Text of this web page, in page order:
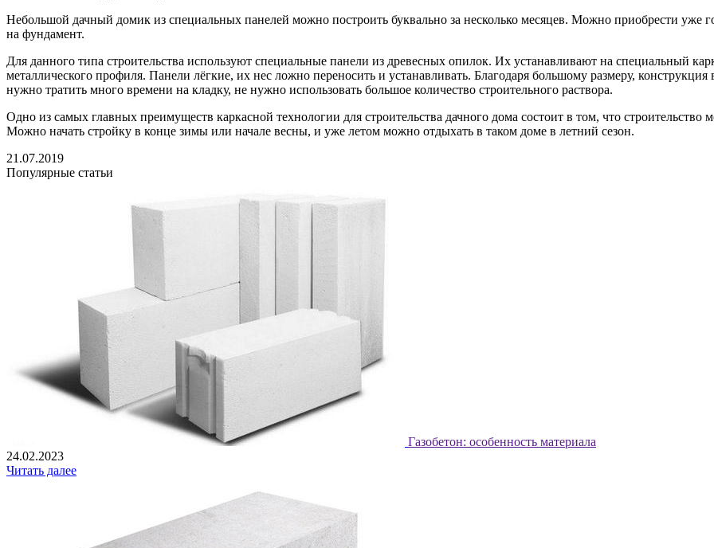
Небольшой дачный домик из специальных панелей можно построить буквально за несколько месяцев. Можно приобрести уже
на фундамент.
Для данного типа строительства используют специальные панели из древесных опилок. Их устанавливают на специальный
металлического профиля. Панели лёгкие, их нес ложно переносить и устанавливать. Благодаря большому размеру,
нужно тратить много времени на кладку, не нужно использовать большое количество строительного раствора.
Одно из самых главных преимуществ каркасной технологии для строительства дачного дома состоит в том, что
Можно начать стройку в конце зимы или начале весны, и уже летом можно отдыхать в таком доме в летний сезон.
21.07.2019
Популярные статьи
Газобетон: особенность материала
24.02.2023
Читать далее